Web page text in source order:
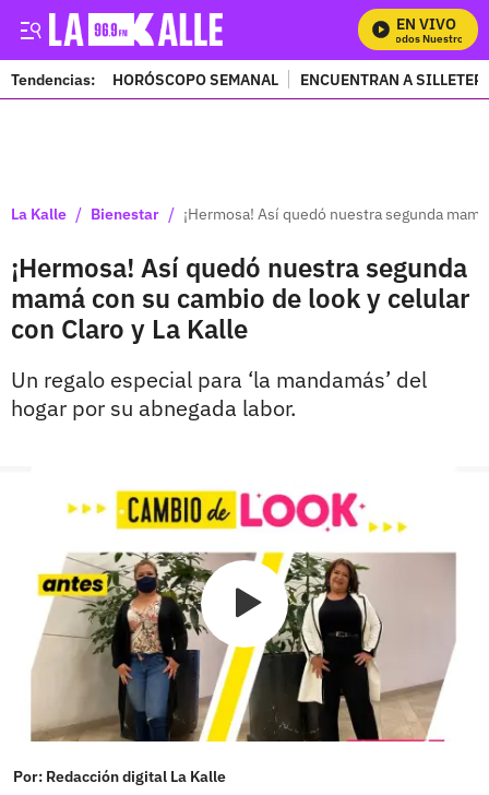
EN VIVO
Mira Todos Nuestros
Tendencias: HORÓSCOPO SEMANAL ENCUENTRAN A
La Kalle / Bienestar / ¡Hermosa! Así quedó nuestra segunda
¡Hermosa! Así quedó nuestra segunda
mamá con su cambio de look y celular
con Claro y La Kalle
Un regalo especial para ‘la mandamás’ del
hogar por su abnegada labor.
Por: Redacción digital La Kalle